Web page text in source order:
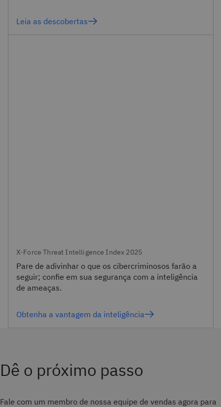
Leia as descobertas
X-Force Threat Intelligence Index 2025
Pare de adivinhar o que os cibercriminosos farão a
seguir; confie em sua segurança com a inteligência
de ameaças.
Obtenha a vantagem da inteligência
Dê o próximo passo
Fale com um membro de nossa equipe de vendas agora para